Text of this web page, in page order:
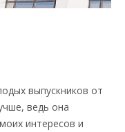
выпускников от
ведь она
интересов и